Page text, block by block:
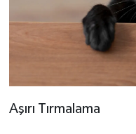
Aşırı Tırmalama